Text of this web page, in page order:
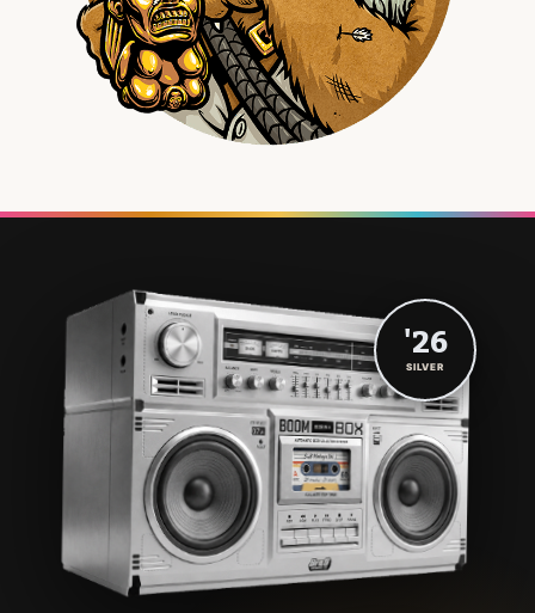
'26
SILVER